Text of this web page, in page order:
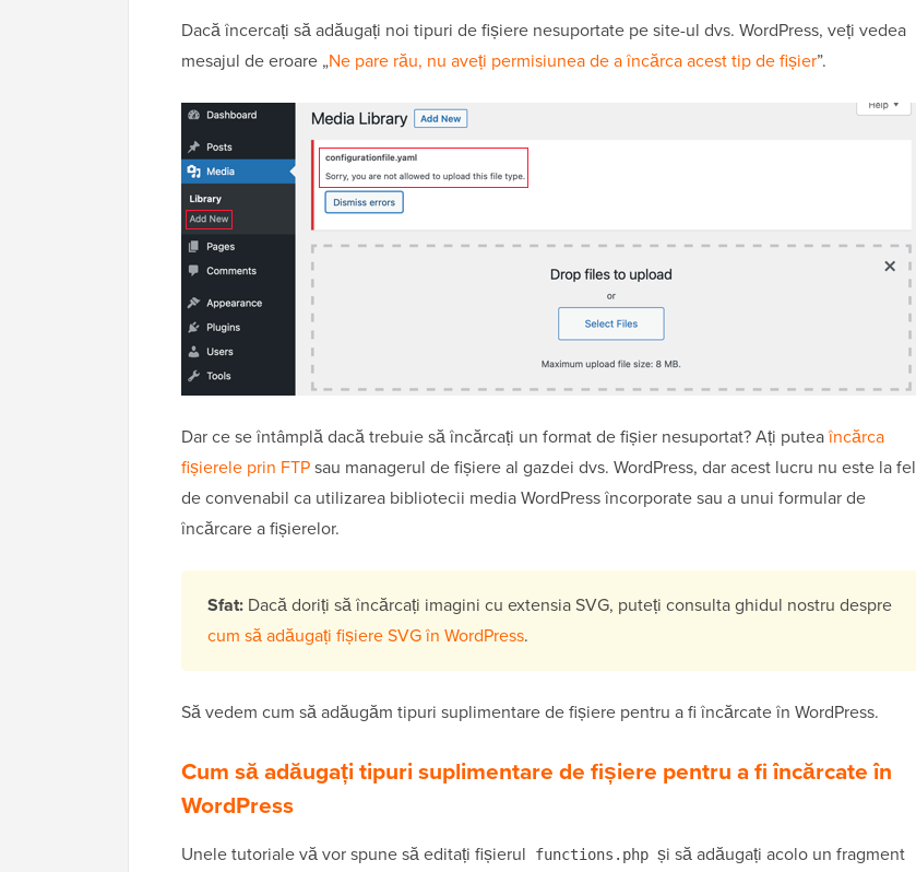
Dacă încercați să adăugați noi tipuri de fișiere nesuportate pe site-ul dvs. WordPress, veți vedea
mesajul de eroare „Ne pare rău, nu aveți permisiunea de a încărca acest tip de fișier”.
Dar ce se întâmplă dacă trebuie să încărcați un format de fișier nesuportat? Ați puteaîncărca
fișierele prin FTPsau managerul de fișiere al gazdei dvs. WordPress, dar acest lucru nu este la fel
de convenabil ca utilizarea bibliotecii media WordPress încorporate sau a unui formular de
încărcare a fișierelor.
Sfat: Dacă doriți să încărcați imagini cu extensia SVG, puteți consulta ghidul nostru despre
cum să adăugați fișiere SVG în WordPress.
Să vedem cum să adăugăm tipuri suplimentare de fișiere pentru a fi încărcate în WordPress.
Cum să adăugați tipuri suplimentare de fișiere pentru a fi încărcate în
WordPress
Unele tutoriale vă vor spune să editați fișierul functions.php și să adăugați acolo un fragment